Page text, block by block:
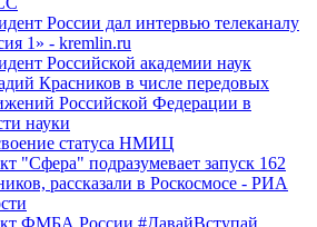
России дал интервью телеканалу
1» - kremlin.ru
Российской академии наук
Красников в числе передовых
Российской Федерации в
науки
статуса НМИЦ
"Сфера" подразумевает запуск 162
рассказали в Роскосмосе - РИА
ФМБА России #ДавайВступай